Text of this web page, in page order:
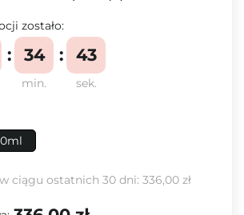
zostało:
min.
34
sek.
43
ciągu ostatnich 30 dni: 336,00 zł